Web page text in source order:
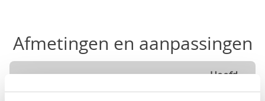
Afmetingen en aanpassingen
Hoofd
hoogte